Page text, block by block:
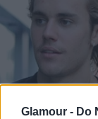
Glamour - Do